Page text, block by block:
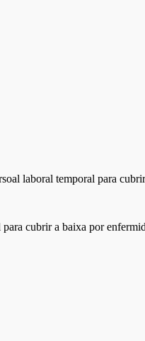
laboral temporal para
cubrir a baixa por